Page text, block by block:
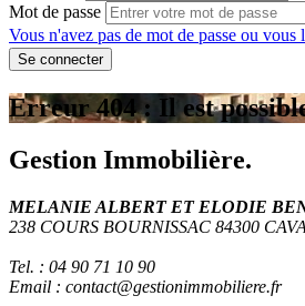
Mot de passe
Vous n'avez pas de mot de passe ou vous
Erreur 404 : Il est
Gestion Immobilière.
MELANIE ALBERT ET ELODIE
238 COURS BOURNISSAC 84300
Tel. : 04 90 71 10 90
Email : contact@gestionimmobiliere.fr